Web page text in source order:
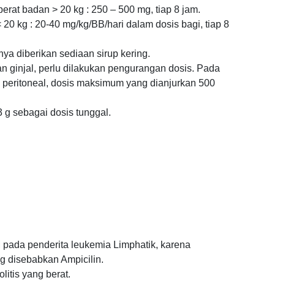
badan > 20 kg : 250 – 500 mg, tiap 8 jam.
kg : 20-40 mg/kg/BB/hari dalam dosis bagi, tiap 8
diberikan sediaan sirup kering.
ginjal, perlu dilakukan pengurangan dosis. Pada
dosis maksimum yang dianjurkan 500
g sebagai dosis tunggal.
penderita leukemia Limphatik, karena
disebabkan Ampicilin.
yang berat.